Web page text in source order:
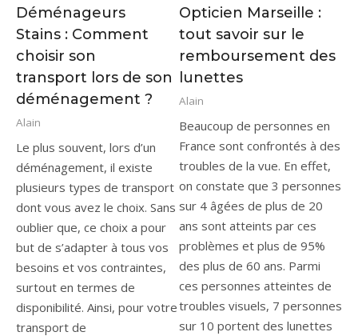
Déménageurs
Stains : Comment
choisir son
transport lors de son
déménagement ?
Alain
Le plus souvent, lors d’un
déménagement, il existe
plusieurs types de transport
dont vous avez le choix. Sans
oublier que, ce choix a pour
but de s’adapter à tous vos
besoins et vos contraintes,
surtout en termes de
disponibilité. Ainsi, pour votre
transport de
Opticien Marseille :
tout savoir sur le
remboursement des
lunettes
Alain
Beaucoup de personnes en
France sont confrontés à des
troubles de la vue. En effet,
on constate que 3 personnes
sur 4 âgées de plus de 20
ans sont atteints par ces
problèmes et plus de 95%
des plus de 60 ans. Parmi
ces personnes atteintes de
troubles visuels, 7 personnes
sur 10 portent des lunettes